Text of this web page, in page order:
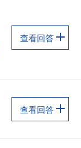
查看回答
查看回答